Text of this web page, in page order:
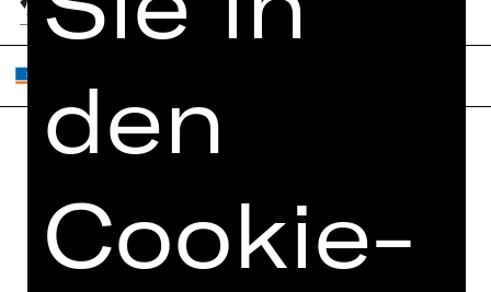
Spielplan
Künstler*innen
Interner Bereich
ZVB/L
den
Cookie-